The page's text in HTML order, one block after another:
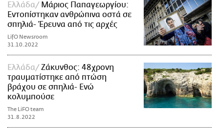
Ελλάδα
Μάριος Παπαγεωργίου:
Εντοπίστηκαν ανθρώπινα οστά σε
σπηλιά- Έρευνα από τις αρχές
LifO Newsroom
31.10.2022
Ελλάδα
Ζάκυνθος: 48χρονη
τραυματίστηκε από πτώση
βράχου σε σπηλιά- Ενώ
κολυμπούσε
The LiFO team
31.8.2022